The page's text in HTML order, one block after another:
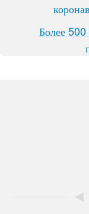
Более 500
◄